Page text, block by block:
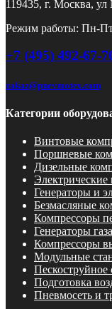
119435, г. Москва, ул
Режим работы: Пн-
+7 (495) 492-67-
zakaz@pnevmotex.com
Категории
Винтовые
Поршневые
Дизельные
Генераторы и
Безмасляные
Компрессоры
Генераторы газа
Компрессоры
Модульные
Пескоструйное
Подготовка
Пневмосеть и